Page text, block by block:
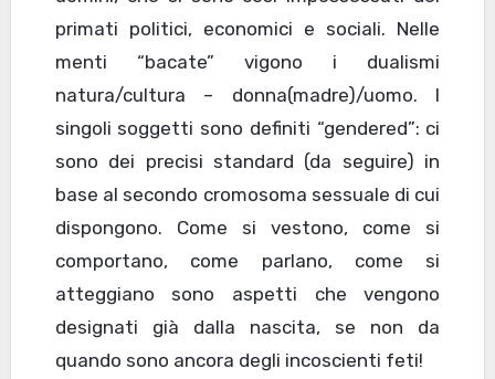
primati politici, economici e sociali. Nelle
menti “bacate” vigono i dualismi
natura/cultura – donna(madre)/uomo. I
singoli soggetti sono definiti “gendered”: ci
sono dei precisi standard (da seguire) in
base al secondo cromosoma sessuale di cui
dispongono. Come si vestono, come si
comportano, come parlano, come si
atteggiano sono aspetti che vengono
designati già dalla nascita, se non da
quando sono ancora degli incoscienti feti!